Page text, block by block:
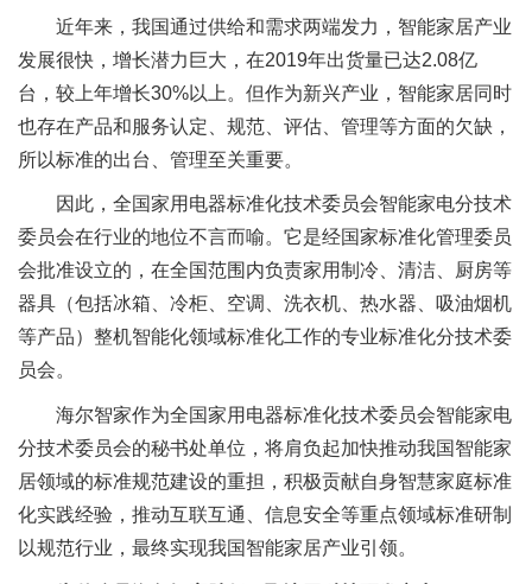
近年来，我国通过供给和需求两端发力，智能家居产业
发展很快，增长潜力巨大，在2019年出货量已达2.08亿
台，较上年增长30%以上。但作为新兴产业，智能家居同时
也存在产品和服务认定、规范、评估、管理等方面的欠缺，
所以标准的出台、管理至关重要。
因此，全国家用电器标准化技术委员会智能家电分技术
委员会在行业的地位不言而喻。它是经国家标准化管理委员
会批准设立的，在全国范围内负责家用制冷、清洁、厨房等
器具（包括冰箱、冷柜、空调、洗衣机、热水器、吸油烟机
等产品）整机智能化领域标准化工作的专业标准化分技术委
员会。
海尔智家作为全国家用电器标准化技术委员会智能家电
分技术委员会的秘书处单位，将肩负起加快推动我国智能家
居领域的标准规范建设的重担，积极贡献自身智慧家庭标准
化实践经验，推动互联互通、信息安全等重点领域标准研制
以规范行业，最终实现我国智能家居产业引领。